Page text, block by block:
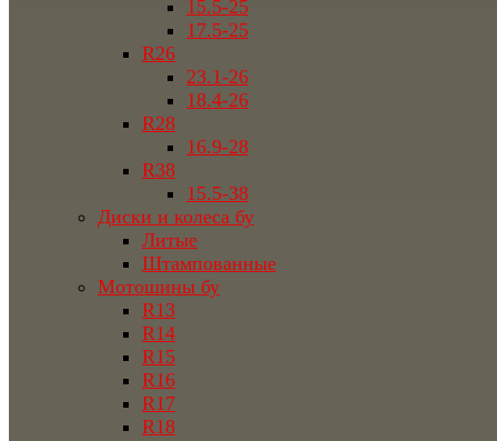
15.5-25
17.5-25
R26
23.1-26
18.4-26
R28
16.9-28
R38
15.5-38
Диски и колеса бу
Литые
Штампованные
Мотошины бу
R13
R14
R15
R16
R17
R18